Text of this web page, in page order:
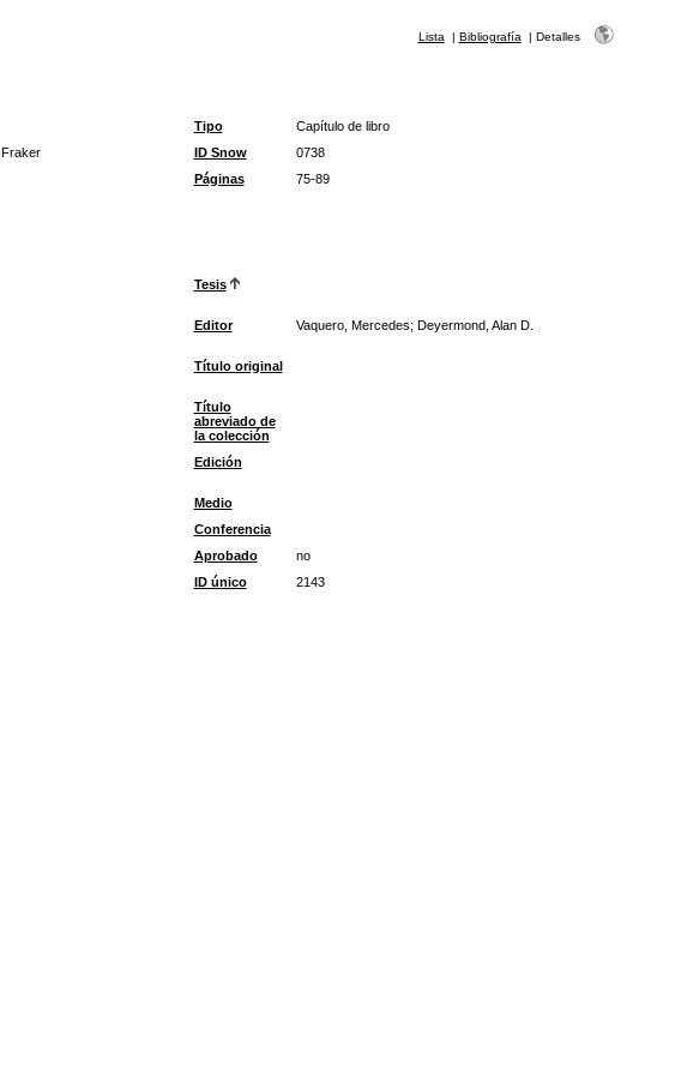
Lista | Bibliografía | Detalles
Tipo
Capítulo de libro
ID Snow
0738
Páginas
75-89
Tesis
Editor Vaquero, Mercedes; Deyermond, Alan D.
Título original
Título
abreviado de
la colección
Edición
Medio
Conferencia
Aprobado
no
ID único
2143